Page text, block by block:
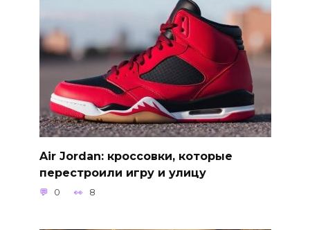
Air Jordan: кроссовки, которые
перестроили игру и улицу
0 8